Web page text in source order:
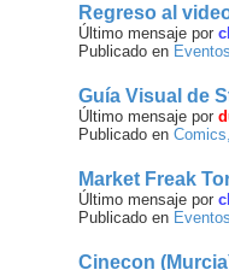
Regreso al
Último mensaje por
Publicado en
Guía Visual de
Último mensaje por
Publicado en
Market Freak
Último mensaje por
Publicado en
Cinecon